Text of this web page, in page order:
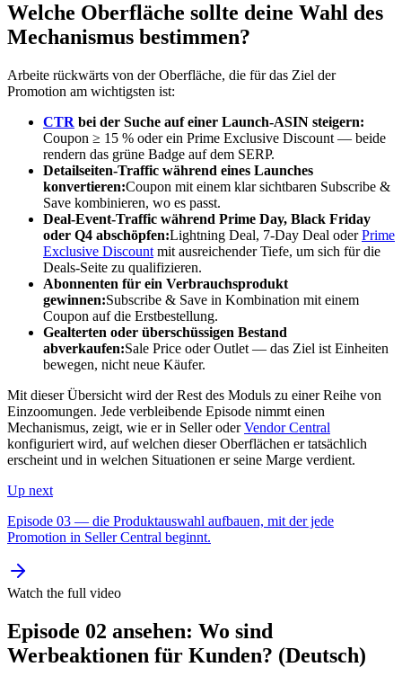
Welche Oberfläche sollte deine Wahl des
Mechanismus bestimmen?
Arbeite rückwärts von der Oberfläche, die für das Ziel der
Promotion am wichtigsten ist:
CTR bei der Suche auf einer Launch-ASIN steigern:
Coupon ≥ 15 % oder ein Prime Exclusive Discount — beide
rendern das grüne Badge auf dem SERP.
Detailseiten-Traffic während eines Launches
konvertieren:Coupon mit einem klar sichtbaren Subscribe &
Save kombinieren, wo es passt.
Deal-Event-Traffic während Prime Day, Black Friday
oder Q4 abschöpfen:Lightning Deal, 7-Day Deal oderPrime
Exclusive Discount mit ausreichender Tiefe, um sich für die
Deals-Seite zu qualifizieren.
Abonnenten für ein Verbrauchsprodukt
gewinnen:Subscribe & Save in Kombination mit einem
Coupon auf die Erstbestellung.
Gealterten oder überschüssigen Bestand
abverkaufen:Sale Price oder Outlet — das Ziel ist Einheiten
bewegen, nicht neue Käufer.
Mit dieser Übersicht wird der Rest des Moduls zu einer Reihe von
Einzoomungen. Jede verbleibende Episode nimmt einen
Mechanismus, zeigt, wie er in Seller oderVendor Central
konfiguriert wird, auf welchen dieser Oberflächen er tatsächlich
erscheint und in welchen Situationen er seine Marge verdient.
Up next
Episode 03 — die Produktauswahl aufbauen, mit der jede
Promotion in Seller Central beginnt.
Watch the full video
Episode 02 ansehen: Wo sind
Werbeaktionen für Kunden? (Deutsch)